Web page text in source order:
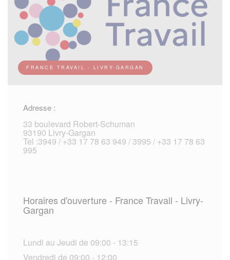
FRANCE TRAVAIL - LIVRY-GARGAN
Adresse :
33 boulevard Robert-Schuman
93190 Livry-Gargan
Tel :3949 / +33 17 78 63 949 / 3995 / +33 17 78 63
995
Horaires d'ouverture - France Travail - Livry-
Gargan
Lundi au Jeudi de 09:00 - 13:15
Vendredi de 09:00 - 12:00